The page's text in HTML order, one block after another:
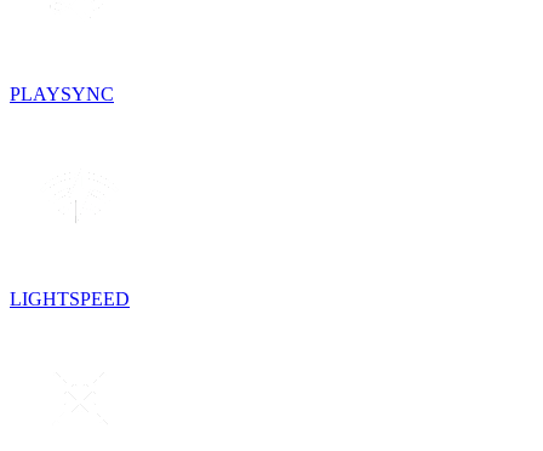
PLAYSYNC
LIGHTSPEED